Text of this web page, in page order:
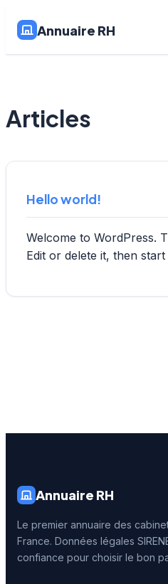
Annuaire RH
Articles
Hello world!
Welcome to WordPress.
Edit or delete it, then
Annuaire RH
Le premier annuaire des
France. Données légales
confiance pour choisir le bon